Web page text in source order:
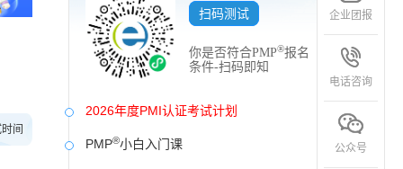
间
扫码测试
你是否符合PMP®报名
条件-扫码即知
2026年度PMI认证考试计划
PMP®小白入门课
企业团报
电话咨询
公众号